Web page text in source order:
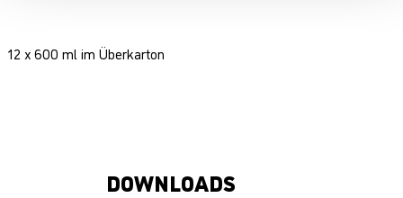
12 x 600 ml im Überkarton
DOWNLOADS